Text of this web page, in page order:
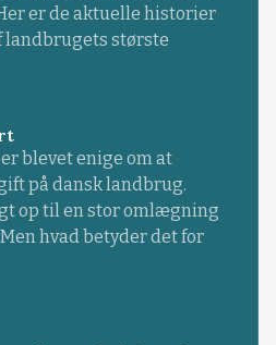
er de aktuelle historier
landbrugets største
blevet enige om at
på dansk landbrug.
op til en stor omlægning
hvad betyder det for